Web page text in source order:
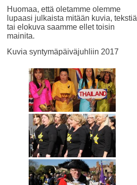
Huomaa, että oletamme olemme
lupaasi julkaista mitään kuvia, tekstiä
tai elokuva saamme ellet toisin
mainita.
Kuvia syntymäpäiväjuhliin 2017